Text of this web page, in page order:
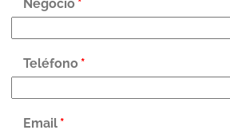
Negocio *
Teléfono *
Email *